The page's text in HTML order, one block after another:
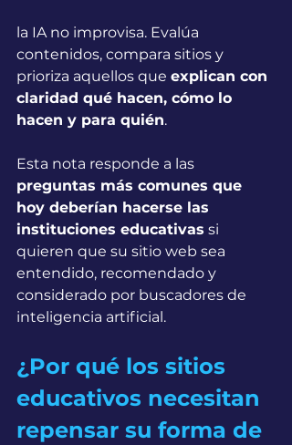
la IA no improvisa. Evalúa
contenidos, compara sitios y
prioriza aquellos que explican con
claridad qué hacen, cómo lo
hacen y para quién.
Esta nota responde a las
preguntas más comunes que
hoy deberían hacerse las
instituciones educativas si
quieren que su sitio web sea
entendido, recomendado y
considerado por buscadores de
inteligencia artificial.
¿Por qué los sitios
educativos necesitan
repensar su forma de